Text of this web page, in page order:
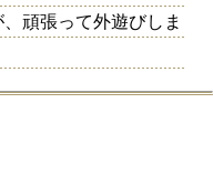
頑張って外遊びしま